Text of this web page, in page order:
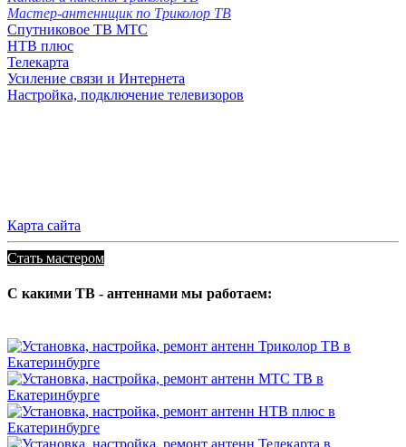
Мастер-антеннщик по Триколор ТВ
Спутниковое ТВ МТС
НТВ плюс
Телекарта
Усиление связи и Интернета
Настройка, подключение телевизоров
Карта сайта
Стать мастером
С какими ТВ - антеннами мы работаем: